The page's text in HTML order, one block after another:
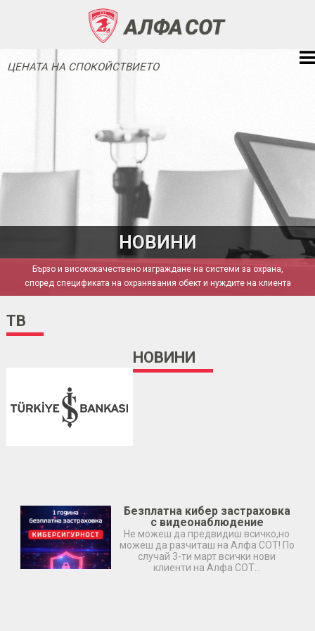
ЦЕНАТА НА СПОКОЙСТВИЕТО
НОВИНИ
Бързо и висококачествено изграждане на системи за охрана,
според спецификата на охранявания обект и нуждите на клиента
TB
НОВИНИ
Безплатна кибер застраховка
с видеонаблюдение
Не можеш да предвидиш всичко,но
можеш да разчиташ на Алфа СОТ! По
случай 3-ти март всички нови
клиенти на Алфа СОТ…